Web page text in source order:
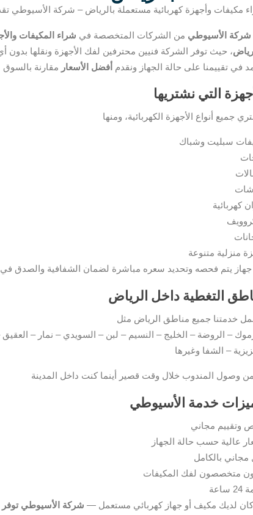
مكيفات وأجهزة كهربائية مستعملة بالرياض – شركة الأسيوطي
شركة الأسيوطي من الشركات المتخصصة في شراء المكيفات
في تقييمنا على حالة الجهاز ونقدم أفضل الأسعار مقارنة بالسوق
التي نشتريها
سبليت وشباك
كهربائية
منزلية متنوعة
يتم فحصه وتحديد سعره مباشرة لضمان الشفافية والصدق في
التغطية داخل الرياض
– الروضة – الخليج – النسيم – لبن – السويدي – نمار – العقيق
وصول المندوب خلال وقت قصير أينما كنت داخل المدينة
خدمة الأسيوطي
وتقييم مجاني
عالية حسب حالة الجهاز
مجاني بالكامل
متخصصون لفك المكيفات
ساعة
كان لديك مكيف أو جهاز كهربائي مستعمل — شركة الأسيوطي